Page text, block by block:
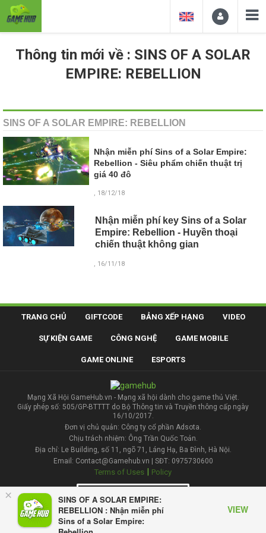
×
SINS OF A SOLAR EMPIRE:
REBELLION : Nhận miễn phí
Sins of a Solar Empire:
VIEW
Thông tin mới về : SINS OF A SOLAR
EMPIRE: REBELLION
SINS OF A SOLAR EMPIRE: REBELLION
Nhận miễn phí Sins of a Solar Empire:
Rebellion - Siêu phẩm chiến thuật trị
giá 40 đô
, 18/12/18
Nhận miễn phí key Sins of a Solar
Empire: Rebellion - Huyền thoại
chiến thuật không gian
, 16/11/18
TRANG CHỦ GIFTCODE BẢNG XẾP HẠNG VIDEO
SỰ KIỆN GAME CÔNG NGHỆ GAME MOBILE
GAME ONLINE ESPORTS
Mạng Xã Hội GameHub.vn - Mạng xã hội dành cho game thủ Việt.
Giấy phép số: 505/GP-BTTTT do Bộ Thông tin và Truyền thông cấp ngày
16/10/2017.
Đơn vị chủ quản: Công ty cổ phần Adsota.
Chịu trách nhiệm: Ông Trần Quốc Toản.
Địa chỉ: Le Building, số 11, ngõ 71, Láng Hạ, Ba Đình, Hà Nội.
Email: Contact@Gamehub.vn | SĐT: 0975730600
Terms of Uses | Policy
Liên hệ đăng bài